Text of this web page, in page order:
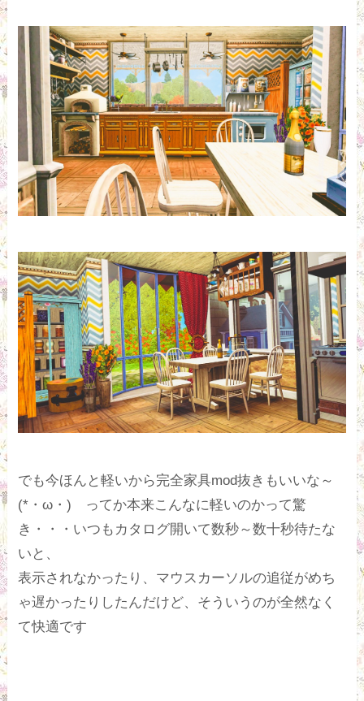
でも今ほんと軽いから完全家具mod抜きもいいな～
(*・ω・) ってか本来こんなに軽いのかって驚
き・・・いつもカタログ開いて数秒～数十秒待たな
いと、
表示されなかったり、マウスカーソルの追従がめち
ゃ遅かったりしたんだけど、そういうのが全然なく
て快適です